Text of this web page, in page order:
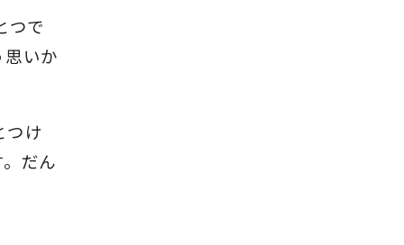
つで
いか
つけ
だん